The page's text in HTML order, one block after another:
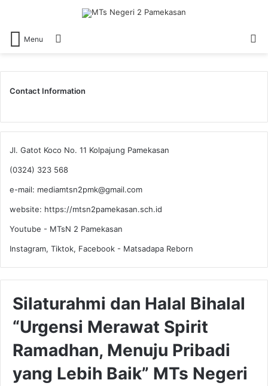
Menu
Silaturahmi dan Halal Bihalal
“Urgensi Merawat Spirit
Ramadhan, Menuju Pribadi
yang Lebih Baik” MTs Negeri
Contact Information
Jl. Gatot Koco No. 11 Kolpajung Pamekasan
(0324) 323 568
e-mail: mediamtsn2pmk@gmail.com
website: https://mtsn2pamekasan.sch.id
Youtube - MTsN 2 Pamekasan
Instagram, Tiktok, Facebook - Matsadapa Reborn